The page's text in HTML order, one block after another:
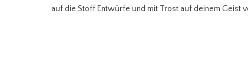
auf die Stoff Entwürfe und mit Trost auf deinem Geist